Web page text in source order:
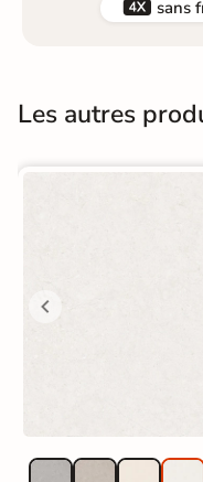
sans
Les autres